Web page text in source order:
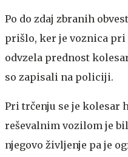
Po do zdaj zbranih
prišlo, ker je voznica
odvzela prednost
so zapisali na policiji.
Pri trčenju se je kolesar
reševalnim vozilom je
njegovo življenje pa je